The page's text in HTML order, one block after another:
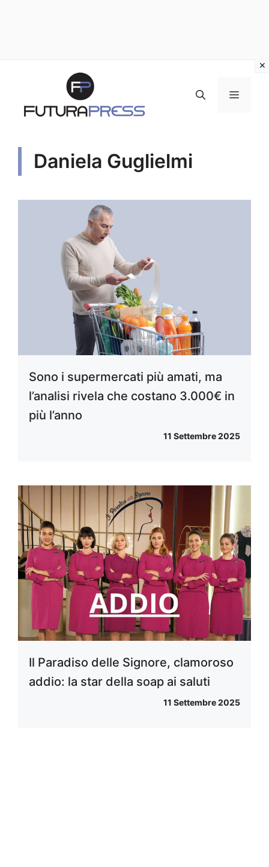
contenuto
MENU
Daniela Guglielmi
Sono i supermercati più amati, ma
l’analisi rivela che costano 3.000€ in
più l’anno
11 Settembre 2025
Il Paradiso delle Signore, clamoroso
addio: la star della soap ai saluti
11 Settembre 2025